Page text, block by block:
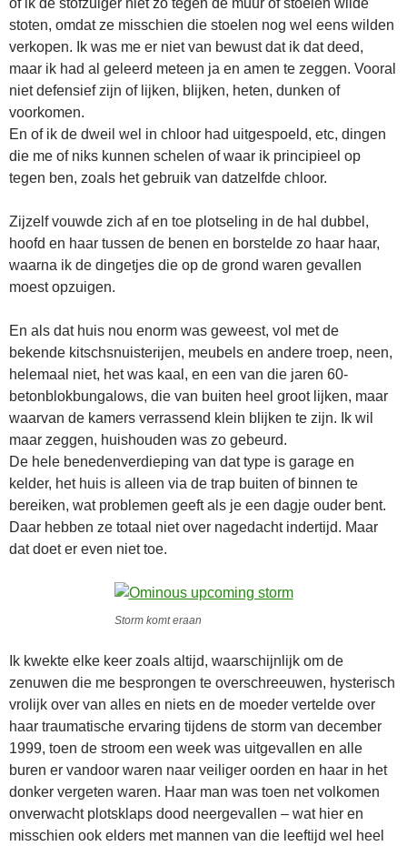
of ik de stofzuiger niet zo tegen de muur of stoelen wilde
stoten, omdat ze misschien die stoelen nog wel eens wilden
verkopen. Ik was me er niet van bewust dat ik dat deed,
maar ik had al geleerd meteen ja en amen te zeggen. Vooral
niet defensief zijn of lijken, blijken, heten, dunken of
voorkomen.
En of ik de dweil wel in chloor had uitgespoeld, etc, dingen
die me of niks kunnen schelen of waar ik principieel op
tegen ben, zoals het gebruik van datzelfde chloor.
Zijzelf vouwde zich af en toe plotseling in de hal dubbel,
hoofd en haar tussen de benen en borstelde zo haar haar,
waarna ik de dingetjes die op de grond waren gevallen
moest opzuigen.
En als dat huis nou enorm was geweest, vol met de
bekende kitschsnuisterijen, meubels en andere troep, neen,
helemaal niet, het was kaal, en een van die jaren 60-
betonblokbungalows, die van buiten heel groot lijken, maar
waarvan de kamers verrassend klein blijken te zijn. Ik wil
maar zeggen, huishouden was zo gebeurd.
De hele benedenverdieping van dat type is garage en
kelder, het huis is alleen via de trap buiten of binnen te
bereiken, wat problemen geeft als je een dagje ouder bent.
Daar hebben ze totaal niet over nagedacht indertijd. Maar
dat doet er even niet toe.
Storm komt eraan
Ik kwekte elke keer zoals altijd, waarschijnlijk om de
zenuwen die me besprongen te overschreeuwen, hysterisch
vrolijk over van alles en niets en de moeder vertelde over
haar traumatische ervaring tijdens de storm van december
1999, toen de stroom een week was uitgevallen en alle
buren er vandoor waren naar veiliger oorden en haar in het
donker vergeten waren. Haar man was toen net volkomen
onverwacht plotsklaps dood neergevallen – wat hier en
misschien ook elders met mannen van die leeftijd wel heel